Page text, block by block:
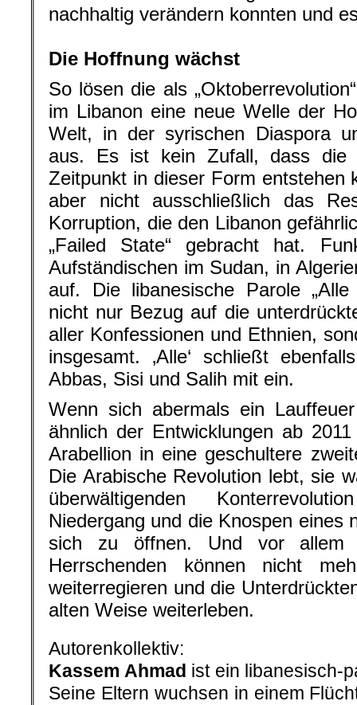
nachhaltig verändern konnten und
Die Hoffnung wächst
So lösen die als
im Libanon eine neue Welle der
Welt, in der syrischen Diaspora
aus. Es ist kein Zufall, dass die
Zeitpunkt in dieser Form entstehen
aber nicht ausschließlich das
Korruption, die den Libanon
„Failed State“ gebracht hat.
Aufständischen im Sudan, in
auf. Die libanesische Parole
nicht nur Bezug auf die
aller Konfessionen und Ethnien,
insgesamt. ‚Alle‘ schließt
Abbas, Sisi und Salih mit ein.
Wenn sich abermals ein
ähnlich der Entwicklungen ab
Arabellion in eine geschultere
Die Arabische Revolution lebt, sie
überwältigenden
Niedergang und die Knospen eines
sich zu öffnen. Und vor allem
Herrschenden können nicht
weiterregieren und die
alten Weise weiterleben.
Autorenkollektiv:
Kassem Ahmad ist ein libanesisch-
Seine Eltern wuchsen in einem